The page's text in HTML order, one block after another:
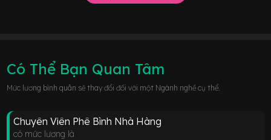
Có Thể Bạn Quan Tâm
Mức lương bình quân sẽ thay đổi đối với một Ngành nghề cụ thể.
Chuyên Viên Phê Bình Nhà Hàng
có mức lương là